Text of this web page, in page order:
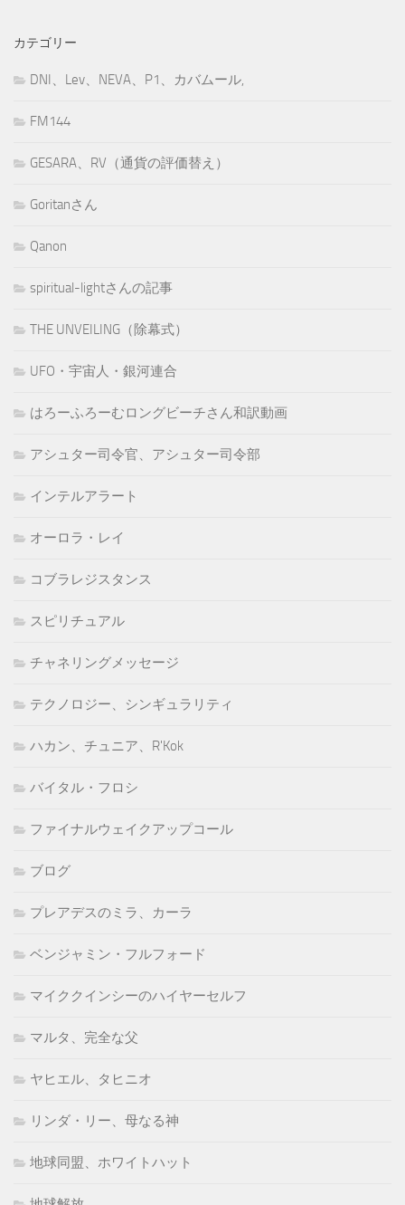
カテゴリー
DNI、Lev、NEVA、P1、カバムール,
FM144
GESARA、RV（通貨の評価替え）
Goritanさん
Qanon
spiritual-lightさんの記事
THE UNVEILING（除幕式）
UFO・宇宙人・銀河連合
はろーふろーむロングビーチさん和訳動画
アシュター司令官、アシュター司令部
インテルアラート
オーロラ・レイ
コブラレジスタンス
スピリチュアル
チャネリングメッセージ
テクノロジー、シンギュラリティ
ハカン、チュニア、R'Kok
バイタル・フロシ
ファイナルウェイクアップコール
ブログ
プレアデスのミラ、カーラ
ベンジャミン・フルフォード
マイククインシーのハイヤーセルフ
マルタ、完全な父
ヤヒエル、タヒニオ
リンダ・リー、母なる神
地球同盟、ホワイトハット